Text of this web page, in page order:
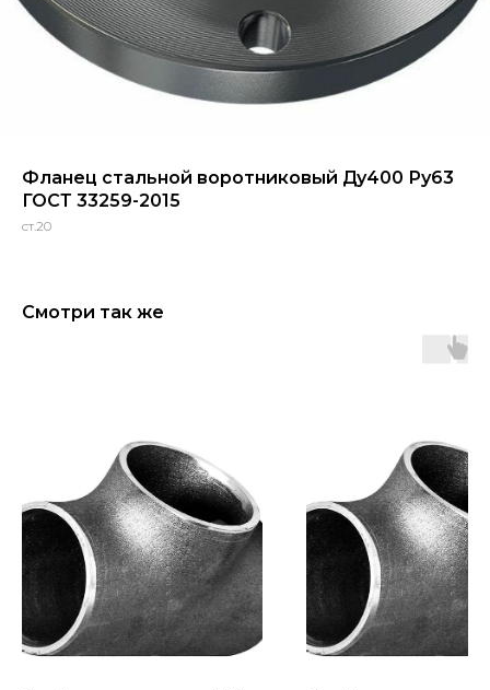
Фланец стальной воротниковый Ду400 Ру63
ГОСТ 33259-2015
ст.20
Смотри так же